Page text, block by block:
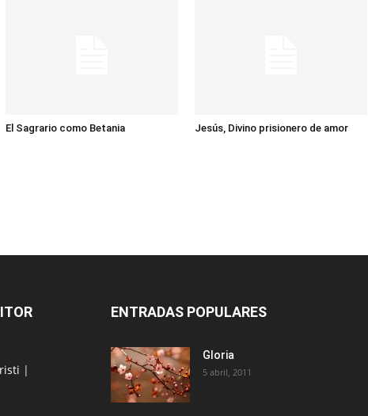
El Sagrario como Betania Jesús, Divino prisionero de amor
|
ENTRADAS POPULARES
Gloria
5 abril, 2011